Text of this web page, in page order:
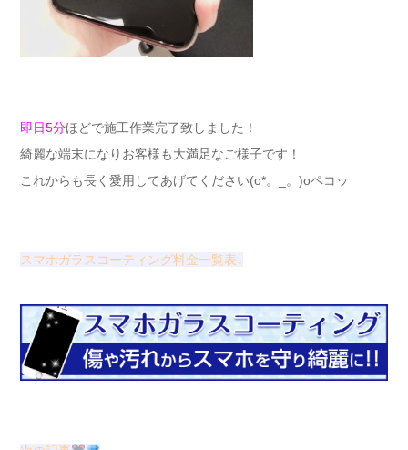
即日5分ほどで施工作業完了致しました！
綺麗な端末になりお客様も大満足なご様子です！
これからも長く愛用してあげてください(o*。_。)oペコッ
スマホガラスコーティング料金一覧表↓